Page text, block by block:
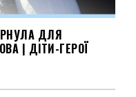
ДЛЯ
| ДІТИ-ГЕРОЇ